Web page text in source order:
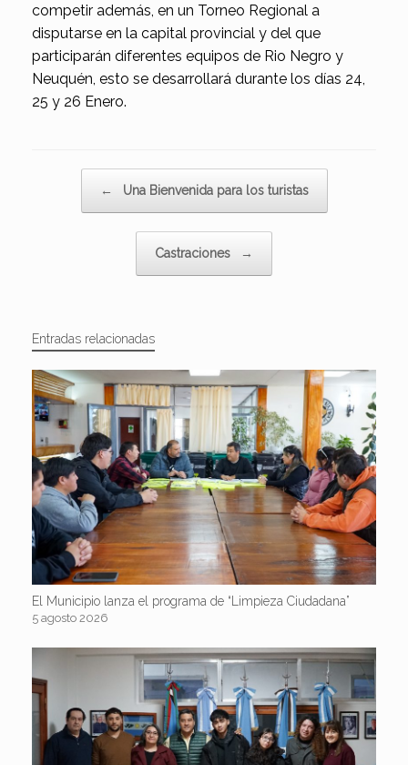
competir además, en un Torneo Regional a
disputarse en la capital provincial y del que
participarán diferentes equipos de Rio Negro y
Neuquén, esto se desarrollará durante los días 24,
25 y 26 Enero.
← Una Bienvenida para los turistas
Castraciones →
Entradas relacionadas
El Municipio lanza el programa de “Limpieza Ciudadana”
5 agosto 2026